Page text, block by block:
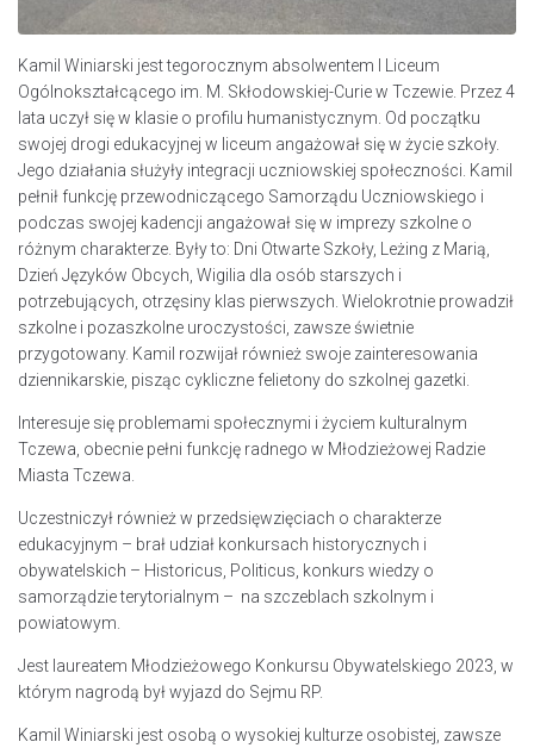
Kamil Winiarski jest tegorocznym absolwentem I Liceum
Ogólnokształcącego im. M. Skłodowskiej-Curie w Tczewie. Przez 4
lata uczył się w klasie o profilu humanistycznym. Od początku
swojej drogi edukacyjnej w liceum angażował się w życie szkoły.
Jego działania służyły integracji uczniowskiej społeczności. Kamil
pełnił funkcję przewodniczącego Samorządu Uczniowskiego i
podczas swojej kadencji angażował się w imprezy szkolne o
różnym charakterze. Były to: Dni Otwarte Szkoły, Leżing z Marią,
Dzień Języków Obcych, Wigilia dla osób starszych i
potrzebujących, otrzęsiny klas pierwszych. Wielokrotnie prowadził
szkolne i pozaszkolne uroczystości, zawsze świetnie
przygotowany. Kamil rozwijał również swoje zainteresowania
dziennikarskie, pisząc cykliczne felietony do szkolnej gazetki.
Interesuje się problemami społecznymi i życiem kulturalnym
Tczewa, obecnie pełni funkcję radnego w Młodzieżowej Radzie
Miasta Tczewa.
Uczestniczył również w przedsięwzięciach o charakterze
edukacyjnym – brał udział konkursach historycznych i
obywatelskich – Historicus, Politicus, konkurs wiedzy o
samorządzie terytorialnym – na szczeblach szkolnym i
powiatowym.
Jest laureatem Młodzieżowego Konkursu Obywatelskiego 2023, w
którym nagrodą był wyjazd do Sejmu RP.
Kamil Winiarski jest osobą o wysokiej kulturze osobistej, zawsze